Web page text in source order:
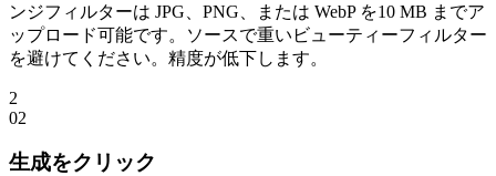
ンジフィルターは JPG、PNG、または WebP を10 MB までア
ップロード可能です。ソースで重いビューティーフィルター
を避けてください。精度が低下します。
2
02
生成をクリック